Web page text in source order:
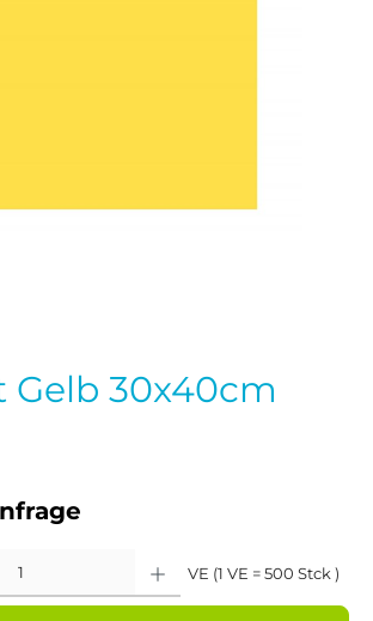
Gelb 30x40cm
VE (1 VE = 500 Stck )